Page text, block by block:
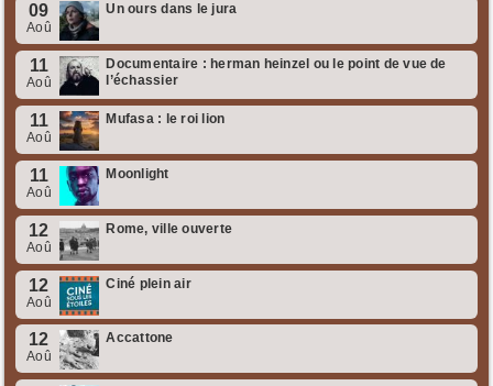
09
Aoû
Un ours dans le jura
11
Aoû
Documentaire : herman heinzel ou le point de vue de
l’échassier
11
Aoû
Mufasa : le roi lion
11
Aoû
Moonlight
12
Aoû
Rome, ville ouverte
12
Aoû
Ciné plein air
12
Aoû
Accattone